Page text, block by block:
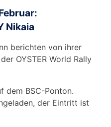
Nikaia
berichten von ihrer
OYSTER World Rally
dem BSC-Ponton.
der Eintritt ist